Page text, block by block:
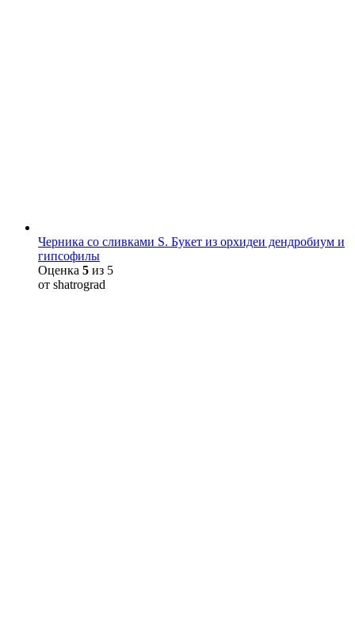
Черника со сливками S. Букет из орхидеи дендробиум и
гипсофилы
Оценка 5 из 5
от shatrograd